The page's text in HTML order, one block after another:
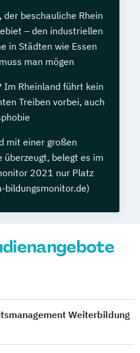
der beschauliche Rhein
– den industriellen
in Städten wie Essen
man mögen
Im Rheinland führt kein
Treiben vorbei, auch
mit einer großen
überzeugt, belegt es im
2021 nur Platz
bildungsmonitor.de)
Weiterbildung